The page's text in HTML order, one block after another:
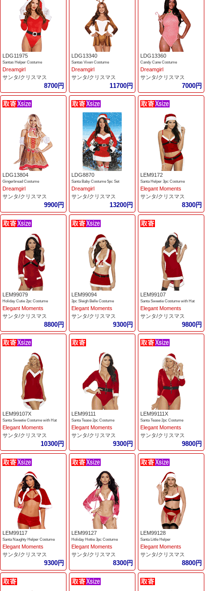
LDG11975
Santas Helper Costume
Dreamgirl
サンタ/クリスマス
8700円
LDG13340
Santas Vixen Costume
Dreamgirl
サンタ/クリスマス
11700円
LDG13360
Candy Cane Costume
Dreamgirl
サンタ/クリスマス
7000円
LDG13804
Gingerbread Costume
Dreamgirl
サンタ/クリスマス
9900円
LDG8870
Santa Baby Costume 5pc Set
Dreamgirl
サンタ/クリスマス
13200円
LEM9172
Santa Helper 3pc Costume
Elegant Moments
サンタ/クリスマス
8300円
LEM99079
Holiday Cutie 2pc Costume
Elegant Moments
サンタ/クリスマス
8800円
LEM99094
3pc Sleigh Belle Costume
Elegant Moments
サンタ/クリスマス
9300円
LEM99107
Santa Sweetie Costume with Hat
Elegant Moments
サンタ/クリスマス
9800円
LEM99107X
Santa Sweetie Costume with Hat
Elegant Moments
サンタ/クリスマス
10300円
LEM99111
Santa Tease 2pc Costume
Elegant Moments
サンタ/クリスマス
9300円
LEM99111X
Santa Tease 2pc Costume
Elegant Moments
サンタ/クリスマス
9800円
LEM99117
Santa Naughty Helper Costume
Elegant Moments
サンタ/クリスマス
9300円
LEM99127
Holiday Hottie 3pc Costume
Elegant Moments
サンタ/クリスマス
8300円
LEM99128
Santa Little Helper
Elegant Moments
サンタ/クリスマス
8800円